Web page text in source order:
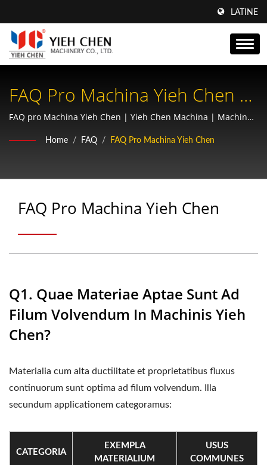
LATINE
FAQ Pro Machina Yieh Chen |
Maximizatio Efficientiae Cum
Gyris Spur: Dux Ad
Agricultura
FAQ pro Machina Yieh Chen | Yieh Chen Machina | Machina
ISO9001 Certificatae
Home / FAQ / FAQ Pro Machina Yieh Chen
FAQ Pro Machina Yieh Chen
Q1. Quae Materiae Aptae Sunt Ad
Filum Volvendum In Machinis Yieh
Chen?
Materialia cum alta ductilitate et proprietatibus fluxus
continuorum sunt optima ad filum volvendum. Illa
secundum applicationem categoramus:
CATEGORIA
EXEMPLA
MATERIALIUM
USUS
COMMUNES